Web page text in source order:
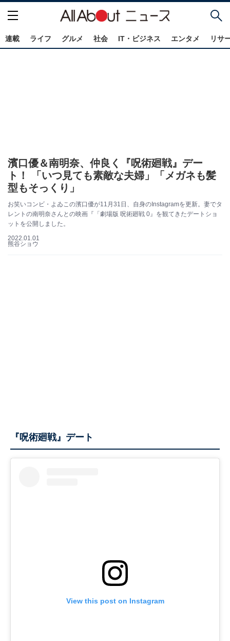
連載 ライフ グルメ 社会 IT・ビジネス エンタメ リサ
濱口優＆南明奈、仲良く『呪術廻戦』デー
ト！ 「いつ見ても素敵な夫婦」「メガネも髪
型もそっくり」
お笑いコンビ・よゐこの濱口優が11月31日、自身のInstagramを更新。妻でタ
レントの南明奈さんとの映画『「劇場版 呪術廻戦 0』を観てきたデートショ
ットを公開しました。
2022.01.01
熊谷ショウ
『呪術廻戦』デート
View this post on Instagram